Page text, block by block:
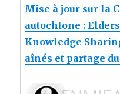
Mise à jour sur la
autochtone :
Knowledge
aînés et partage